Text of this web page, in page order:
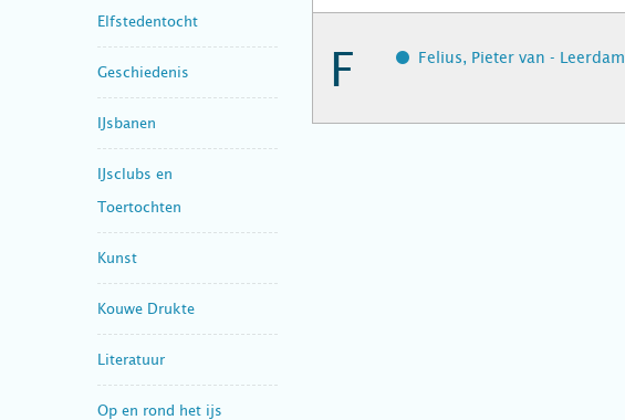
Elfstedentocht
Geschiedenis
IJsbanen
IJsclubs en
Toertochten
Kunst
Kouwe Drukte
Literatuur
Op en rond het ijs
F Felius, Pieter van - Leerdam